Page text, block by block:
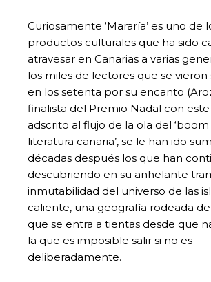
Curiosamente ‘Mararía’ es uno de
productos culturales que ha sido
atravesar en Canarias a varias
los miles de lectores que se
en los setenta por su encanto
finalista del Premio Nadal con
adscrito al flujo de la ola del
literatura canaria’, se le han ido
décadas después los que han
descubriendo en su anhelante
inmutabilidad del universo de las
caliente, una geografía rodeada
que se entra a tientas desde que
la que es imposible salir si no es
deliberadamente.